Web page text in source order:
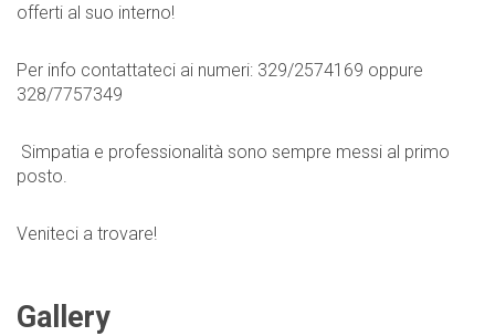
offerti al suo interno!
Per info contattateci ai numeri: 329/2574169 oppure
328/7757349
Simpatia e professionalità sono sempre messi al primo
posto.
Veniteci a trovare!
Gallery